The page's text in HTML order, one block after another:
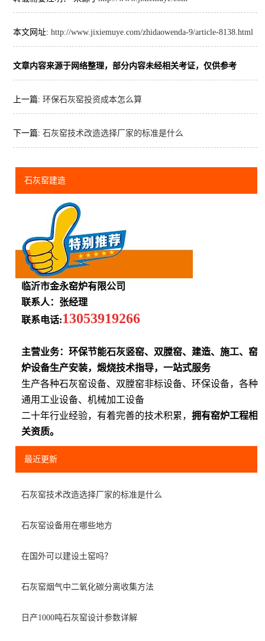
本文网址: http://www.jixiemuye.com/zhidaowenda-9/article-8138.html
文章内容来源于网络整理，部分内容未经相关考证，仅供参考
上一篇: 环保石灰窑投资成本怎么算
下一篇: 石灰窑技术改造选择厂家的标准是什么
石灰窑建造
临沂市金永窑炉有限公司
联系人：张经理
联系电话:13053919266
主营业务：环保节能石灰竖窑、双膛窑、建造、施工、窑
炉设备生产安装，煅烧技术指导，一站式服务
生产各种石灰窑设备、双膛窑非标设备、环保设备，各种
通用工业设备、机械加工设备
二十年行业经验，有着完善的技术积累，拥有窑炉工程相
关资质。
最近更新
石灰窑技术改造选择厂家的标准是什么
石灰窑设备用在哪些地方
在国外可以建设土窑吗？
石灰窑烟气中二氧化碳分离收集方法
日产1000吨石灰窑设计参数详解